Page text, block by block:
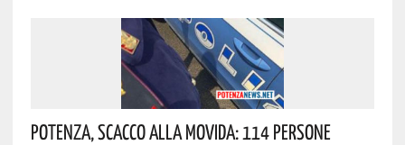
Potenza, Scacco Alla Movida: 114 Persone